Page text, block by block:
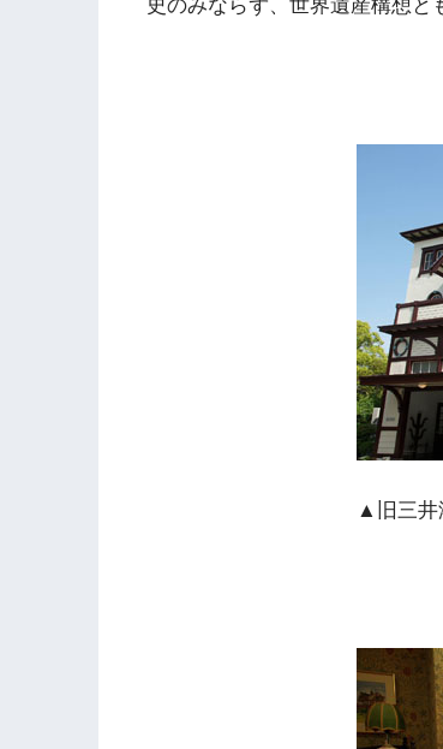
史のみならず、世界遺産構想と
▲旧三井